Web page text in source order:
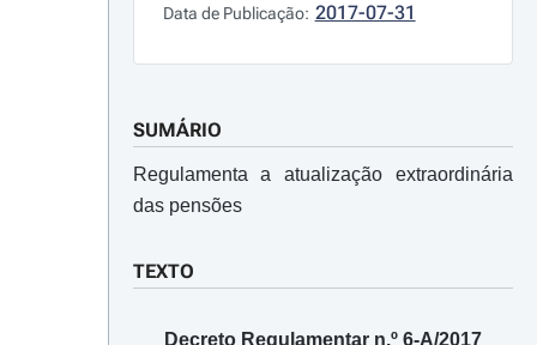
Data de Publicação: 2017-07-31
SUMÁRIO
Regulamenta a atualização extraordinária
das pensões
TEXTO
Decreto Regulamentar n.º 6-A/2017